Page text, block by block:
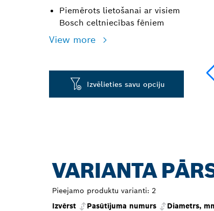
Piemērots lietošanai ar visiem
Bosch celtniecības fēniem
View more
Izvēlieties savu opciju
VARIANTA
Pieejamo produktu varianti: 2
Izvērst
Pasūtījuma numurs Diametrs,